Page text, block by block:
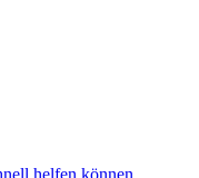
helfen können